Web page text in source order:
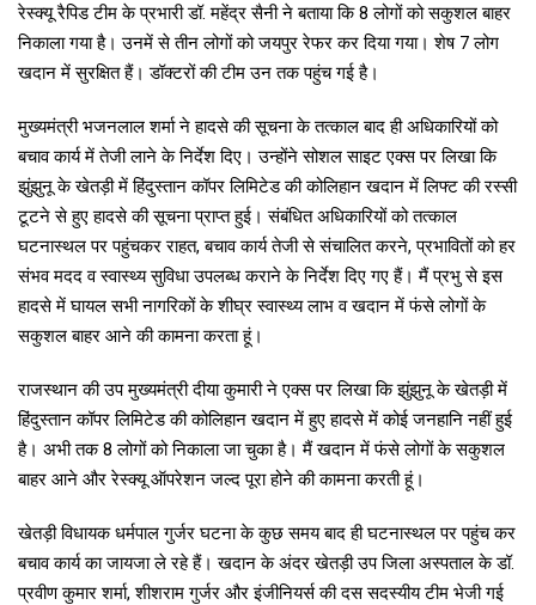
रेस्क्यू रैपिड टीम के प्रभारी डॉ. महेंद्र सैनी ने बताया कि 8 लोगों को सकुशल बाहर
निकाला गया है। उनमें से तीन लोगों को जयपुर रेफर कर दिया गया। शेष 7 लोग
खदान में सुरक्षित हैं। डॉक्टरों की टीम उन तक पहुंच गई है।
मुख्यमंत्री भजनलाल शर्मा ने हादसे की सूचना के तत्काल बाद ही अधिकारियों को
बचाव कार्य में तेजी लाने के निर्देश दिए। उन्होंने सोशल साइट एक्स पर लिखा कि
झुंझुनू के खेतड़ी में हिंदुस्तान कॉपर लिमिटेड की कोलिहान खदान में लिफ्ट की रस्सी
टूटने से हुए हादसे की सूचना प्राप्त हुई। संबंधित अधिकारियों को तत्काल
घटनास्थल पर पहुंचकर राहत, बचाव कार्य तेजी से संचालित करने, प्रभावितों को हर
संभव मदद व स्वास्थ्य सुविधा उपलब्ध कराने के निर्देश दिए गए हैं। मैं प्रभु से इस
हादसे में घायल सभी नागरिकों के शीघ्र स्वास्थ्य लाभ व खदान में फंसे लोगों के
सकुशल बाहर आने की कामना करता हूं।
राजस्थान की उप मुख्यमंत्री दीया कुमारी ने एक्स पर लिखा कि झुंझुनू के खेतड़ी में
हिंदुस्तान कॉपर लिमिटेड की कोलिहान खदान में हुए हादसे में कोई जनहानि नहीं हुई
है। अभी तक 8 लोगों को निकाला जा चुका है। मैं खदान में फंसे लोगों के सकुशल
बाहर आने और रेस्क्यू ऑपरेशन जल्द पूरा होने की कामना करती हूं।
खेतड़ी विधायक धर्मपाल गुर्जर घटना के कुछ समय बाद ही घटनास्थल पर पहुंच कर
बचाव कार्य का जायजा ले रहे हैं। खदान के अंदर खेतड़ी उप जिला अस्पताल के डॉ.
प्रवीण कुमार शर्मा, शीशराम गुर्जर और इंजीनियर्स की दस सदस्यीय टीम भेजी गई